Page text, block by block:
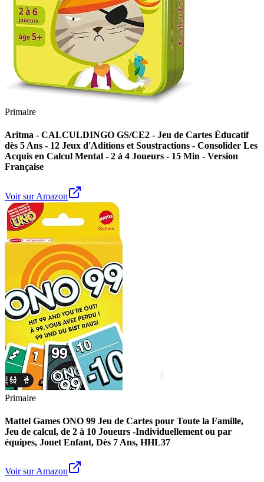
Primaire
Aritma - CALCULDINGO GS/CE2 - Jeu de Cartes Éducatif
dès 5 Ans - 12 Jeux d'Aditions et Soustractions - Consolider Les
Acquis en Calcul Mental - 2 à 4 Joueurs - 15 Min - Version
Française
Voir sur Amazon
Primaire
Mattel Games ONO 99 Jeu de Cartes pour Toute la Famille,
Jeu de calcul, de 2 à 10 Joueurs -Individuellement ou par
équipes, Jouet Enfant, Dès 7 Ans, HHL37
Voir sur Amazon